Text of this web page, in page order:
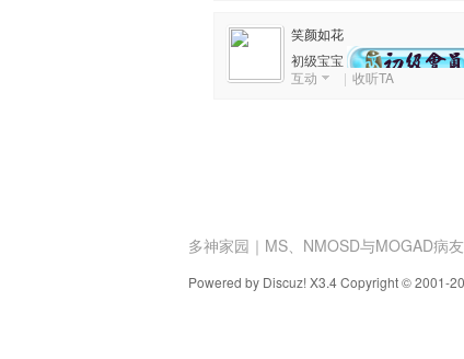
笑颜如花
初级宝宝
积分数: 916
互动 | 收听TA
多神家园｜MS、NMOSD与MOGAD病
Powered by Discuz! X3.4 Copyright © 2001-